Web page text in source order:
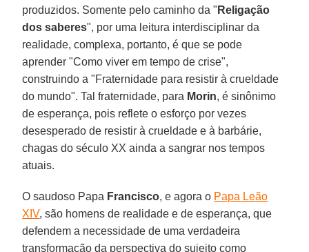
produzidos. Somente pelo caminho da " Religação
dos saberes", por uma leitura interdisciplinar da
realidade, complexa, portanto, é que se pode
aprender "Como viver em tempo de crise",
construindo a "Fraternidade para resistir à crueldade
do mundo". Tal fraternidade, para Morin, é sinônimo
de esperança, pois reflete o esforço por vezes
desesperado de resistir à crueldade e à barbárie,
chagas do século XX ainda a sangrar nos tempos
atuais.
O saudoso Papa Francisco, e agora o Papa Leão
XIV, são homens de realidade e de esperança, que
defendem a necessidade de uma verdadeira
transformação da perspectiva do sujeito como